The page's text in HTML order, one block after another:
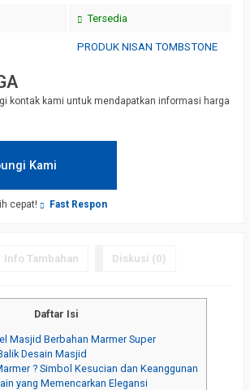
Tersedia
PRODUK NISAN TOMBSTONE
kontak kami untuk mendapatkan informasi harga
Kami
cepat! Fast Respon
Info Tambahan Diskusi (0)
Daftar Isi
Masjid Berbahan Marmer Super
Desain Masjid
? Simbol Kesucian dan Keanggunan
yang Memencarkan Elegansi